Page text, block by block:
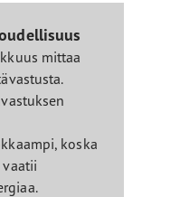
mittaa
koska